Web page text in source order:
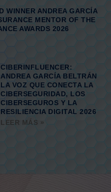
WINNER ANDREA GARCÍA
MENTOR OF THE
AWARDS 2026
CIBERINFLUENCER:
ANDREA GARCÍA BELTRÁN
LA VOZ QUE CONECTA LA
CIBERSEGURIDAD, LOS
CIBERSEGUROS Y LA
RESILIENCIA DIGITAL 2026
LEER MÁS »